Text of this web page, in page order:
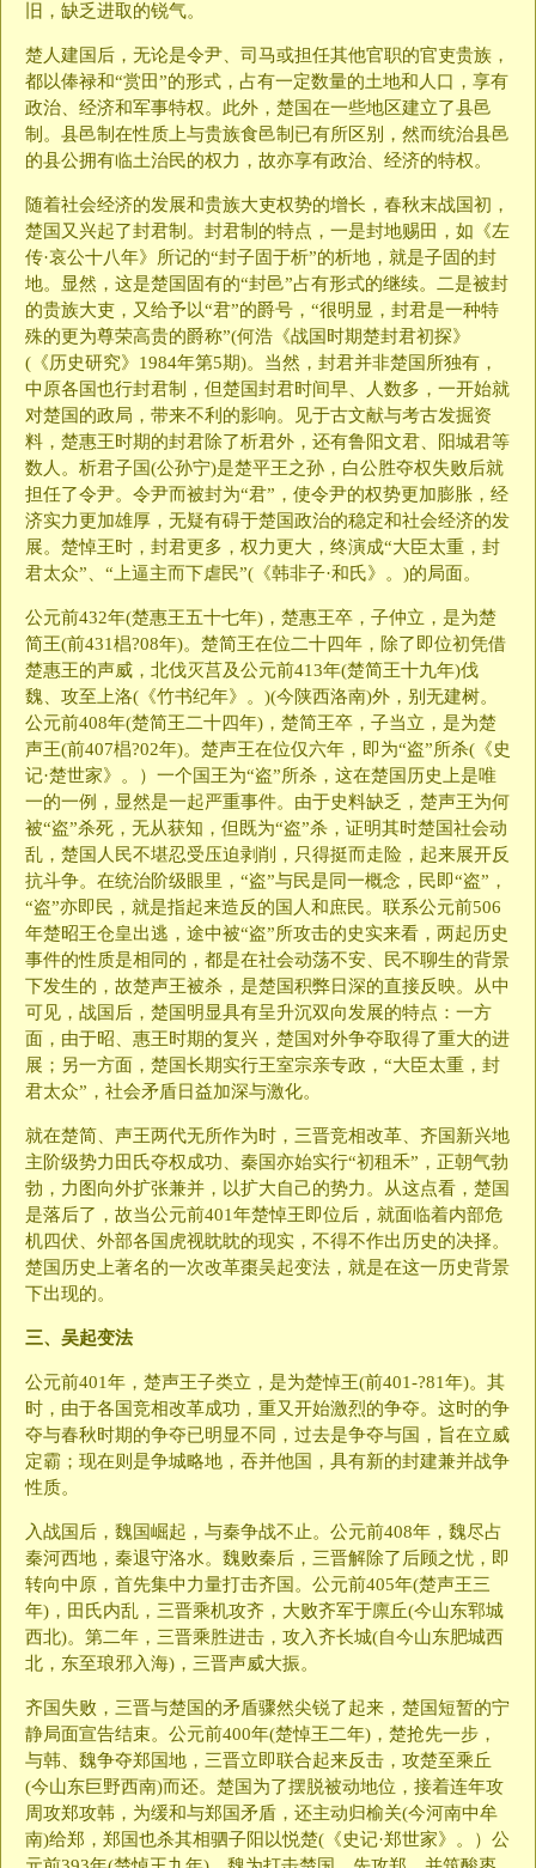
旧，缺乏进取的锐气。
楚人建国后，无论是令尹、司马或担任其他官职的官吏贵族，
都以俸禄和“赏田”的形式，占有一定数量的土地和人口，享有
政治、经济和军事特权。此外，楚国在一些地区建立了县邑
制。县邑制在性质上与贵族食邑制已有所区别，然而统治县邑
的县公拥有临土治民的权力，故亦享有政治、经济的特权。
随着社会经济的发展和贵族大吏权势的增长，春秋末战国初，
楚国又兴起了封君制。封君制的特点，一是封地赐田，如《左
传·哀公十八年》所记的“封子固于析”的析地，就是子固的封
地。显然，这是楚国固有的“封邑”占有形式的继续。二是被封
的贵族大吏，又给予以“君”的爵号，“很明显，封君是一种特
殊的更为尊荣高贵的爵称”(何浩《战国时期楚封君初探》
(《历史研究》1984年第5期)。当然，封君并非楚国所独有，
中原各国也行封君制，但楚国封君时间早、人数多，一开始就
对楚国的政局，带来不利的影响。见于古文献与考古发掘资
料，楚惠王时期的封君除了析君外，还有鲁阳文君、阳城君等
数人。析君子国(公孙宁)是楚平王之孙，白公胜夺权失败后就
担任了令尹。令尹而被封为“君”，使令尹的权势更加膨胀，经
济实力更加雄厚，无疑有碍于楚国政治的稳定和社会经济的发
展。楚悼王时，封君更多，权力更大，终演成“大臣太重，封
君太众”、“上逼主而下虐民”(《韩非子·和氏》。)的局面。
公元前432年(楚惠王五十七年)，楚惠王卒，子仲立，是为楚
简王(前431椙?08年)。楚简王在位二十四年，除了即位初凭借
楚惠王的声威，北伐灭莒及公元前413年(楚简王十九年)伐
魏、攻至上洛(《竹书纪年》。)(今陕西洛南)外，别无建树。
公元前408年(楚简王二十四年)，楚简王卒，子当立，是为楚
声王(前407椙?02年)。楚声王在位仅六年，即为“盗”所杀(《史
记·楚世家》。）一个国王为“盗”所杀，这在楚国历史上是唯
一的一例，显然是一起严重事件。由于史料缺乏，楚声王为何
被“盗”杀死，无从获知，但既为“盗”杀，证明其时楚国社会动
乱，楚国人民不堪忍受压迫剥削，只得挺而走险，起来展开反
抗斗争。在统治阶级眼里，“盗”与民是同一概念，民即“盗”，
“盗”亦即民，就是指起来造反的国人和庶民。联系公元前506
年楚昭王仓皇出逃，途中被“盗”所攻击的史实来看，两起历史
事件的性质是相同的，都是在社会动荡不安、民不聊生的背景
下发生的，故楚声王被杀，是楚国积弊日深的直接反映。从中
可见，战国后，楚国明显具有呈升沉双向发展的特点：一方
面，由于昭、惠王时期的复兴，楚国对外争夺取得了重大的进
展；另一方面，楚国长期实行王室宗亲专政，“大臣太重，封
君太众”，社会矛盾日益加深与激化。
就在楚简、声王两代无所作为时，三晋竞相改革、齐国新兴地
主阶级势力田氏夺权成功、秦国亦始实行“初租禾”，正朝气勃
勃，力图向外扩张兼并，以扩大自己的势力。从这点看，楚国
是落后了，故当公元前401年楚悼王即位后，就面临着内部危
机四伏、外部各国虎视眈眈的现实，不得不作出历史的决择。
楚国历史上著名的一次改革棗吴起变法，就是在这一历史背景
下出现的。
三、吴起变法
公元前401年，楚声王子类立，是为楚悼王(前401-?81年)。其
时，由于各国竞相改革成功，重又开始激烈的争夺。这时的争
夺与春秋时期的争夺已明显不同，过去是争夺与国，旨在立威
定霸；现在则是争城略地，吞并他国，具有新的封建兼并战争
性质。
入战国后，魏国崛起，与秦争战不止。公元前408年，魏尽占
秦河西地，秦退守洛水。魏败秦后，三晋解除了后顾之忧，即
转向中原，首先集中力量打击齐国。公元前405年(楚声王三
年)，田氏内乱，三晋乘机攻齐，大败齐军于廪丘(今山东郓城
西北)。第二年，三晋乘胜进击，攻入齐长城(自今山东肥城西
北，东至琅邪入海)，三晋声威大振。
齐国失败，三晋与楚国的矛盾骤然尖锐了起来，楚国短暂的宁
静局面宣告结束。公元前400年(楚悼王二年)，楚抢先一步，
与韩、魏争夺郑国地，三晋立即联合起来反击，攻楚至乘丘
(今山东巨野西南)而还。楚国为了摆脱被动地位，接着连年攻
周攻郑攻韩，为缓和与郑国矛盾，还主动归榆关(今河南中牟
南)给郑，郑国也杀其相驷子阳以悦楚(《史记·郑世家》。）公